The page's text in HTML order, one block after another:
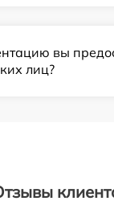
вы
лиц?